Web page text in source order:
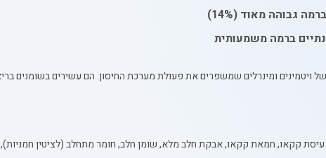
ברמה גבוהה מאוד (14%)
ברמה משמעותית
ויטמינים ומינרלים שמשפרים את פעולת מערכת החיסון. הם עשירים בשומנים